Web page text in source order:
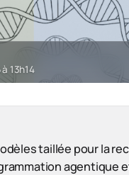
13h14
taillée pour la
agentique